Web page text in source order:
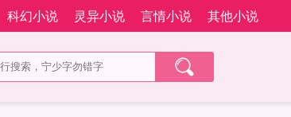
科幻小说 灵异小说 言情小说 其他小说